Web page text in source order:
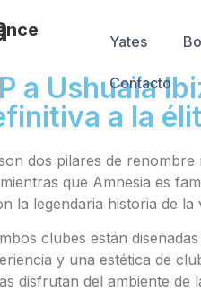
Yates
Contacto
a Ushuaïa
a la
dos pilares de
que Amnesia es
la legendaria historia de
clubes están
y una estética de
disfrutan del ambiente de